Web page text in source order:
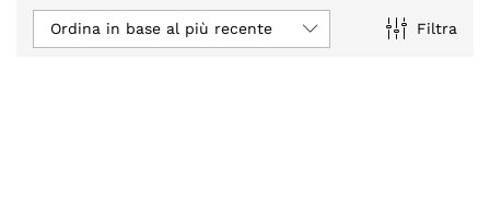
Filtra
Ordina in base al più recente